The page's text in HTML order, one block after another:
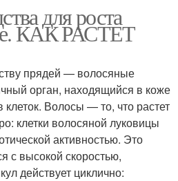
Массаж для роста
для роста
КАК РАСТЕТ
прядей — волосяные
орган, находящийся в коже
Волосы — то, что растет
клетки волосяной луковицы
активностью. Это
с высокой скоростью,
действует циклично: